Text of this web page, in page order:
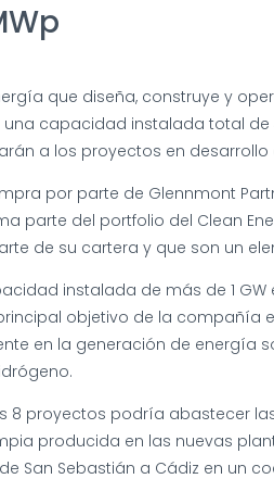
que diseña, construye y
capacidad instalada total
a los proyectos en
por parte de Glennmont
parte del portfolio del Clean
de su cartera y que son un
instalada de más de 1
objetivo de la
en la generación de
8 proyectos podría abastecer
producida en las nuevas
San Sebastián a Cádiz en un